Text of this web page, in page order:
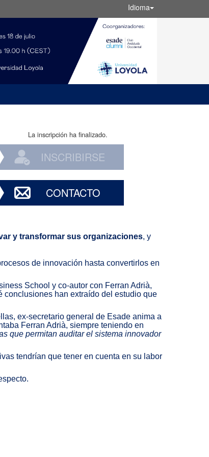
Idioma
La inscripción ha finalizado.
INSCRIBIRSE
CONTACTO
y transformar sus organizaciones, y
de innovación hasta convertirlos en
School y co-autor con Ferran Adrià,
conclusiones han extraído del estudio que
ex-secretario general de Esade anima a
Ferran Adrià, siempre teniendo en
que permitan auditar el sistema innovador
tendrían que tener en cuenta en su labor